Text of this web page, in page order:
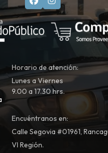
Horario de atención:
Lunes a Viernes
9.00 a 17.30 hrs.
Encuéntranos en:
Calle Segovia #01961,
VI Región.